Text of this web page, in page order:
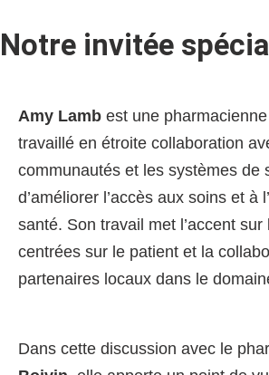
Notre invitée
Amy Lamb est une
travaillé en étroite collaboration
communautés et les systèmes de
d’améliorer l’accès aux soins et à
santé. Son travail met l’accent
centrées sur le patient et la
partenaires locaux dans le
Dans cette discussion avec le